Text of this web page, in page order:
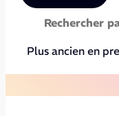
Plus ancien en